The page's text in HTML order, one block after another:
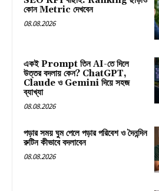
কোন Metric দেখবেন
08.08.2026
একই Prompt তিন AI-তে দিলে
উত্তর বদলায় কেন? ChatGPT,
Claude ও Gemini দিয়ে সহজ
ব্যাখ্যা
08.08.2026
পড়ার সময় ঘুম পেলে পড়ার পরিবেশ ও দৈনন্দিন
রুটিন কীভাবে বদলাবেন
08.08.2026